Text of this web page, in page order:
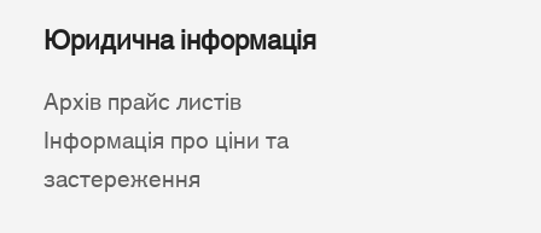
Юридична інформація
Архів прайс листів
Інформація про ціни та
застереження